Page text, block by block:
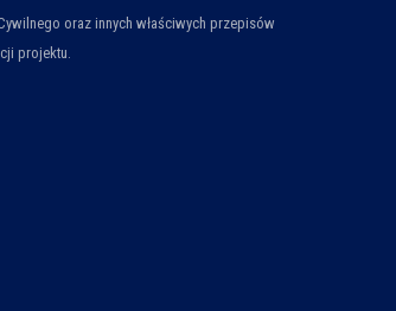
oraz innych właściwych przepisów
projektu.